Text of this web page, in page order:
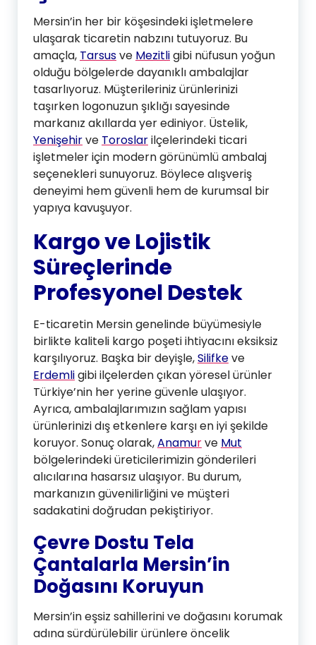
Mersin’in her bir köşesindeki işletmelere
ulaşarak ticaretin nabzını tutuyoruz. Bu
amaçla, Tarsusve Mezitligibi nüfusun yoğun
olduğu bölgelerde dayanıklı ambalajlar
tasarlıyoruz. Müşterileriniz ürünlerinizi
taşırken logonuzun şıklığı sayesinde
markanız akıllarda yer ediniyor. Üstelik,
Yenişehirve Toroslarilçelerindeki ticari
işletmeler için modern görünümlü ambalaj
seçenekleri sunuyoruz. Böylece alışveriş
deneyimi hem güvenli hem de kurumsal bir
yapıya kavuşuyor.
Kargo ve Lojistik
Süreçlerinde
Profesyonel Destek
E-ticaretin Mersin genelinde büyümesiyle
birlikte kaliteli kargo poşeti ihtiyacını eksiksiz
karşılıyoruz. Başka bir deyişle,Silifkeve
Erdemligibi ilçelerden çıkan yöresel ürünler
Türkiye’nin her yerine güvenle ulaşıyor.
Ayrıca, ambalajlarımızın sağlam yapısı
ürünlerinizi dış etkenlere karşı en iyi şekilde
koruyor. Sonuç olarak,Anamurve Mut
bölgelerindeki üreticilerimizin gönderileri
alıcılarına hasarsız ulaşıyor. Bu durum,
markanızın güvenilirliğini ve müşteri
sadakatini doğrudan pekiştiriyor.
Çevre Dostu Tela
Çantalarla Mersin’in
Doğasını Koruyun
Mersin’in eşsiz sahillerini ve doğasını korumak
adına sürdürülebilir ürünlere öncelik